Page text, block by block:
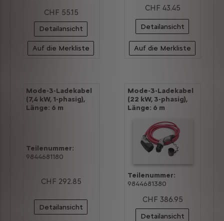
CHF 55.15
Detailansicht
Auf die Merkliste
CHF 43.45
Detailansicht
Auf die Merkliste
Mode-3-Ladekabel
(7,4 kW, 1-phasig),
Länge: 6 m
Teilenummer:
9844681180
CHF 292.85
Detailansicht
Mode-3-Ladekabel
(22 kW, 3-phasig),
Länge: 6 m
Teilenummer:
9844681380
CHF 386.95
Detailansicht